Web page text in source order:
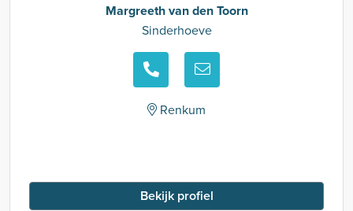
Margreeth van den Toorn
Sinderhoeve
Renkum
Bekijk profiel